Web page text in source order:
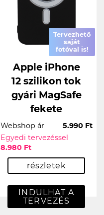
Tervezhető
saját
fotóval is!
Apple iPhone
12 szilikon tok
gyári MagSafe
fekete
Webshop ár
5.990 Ft
Egyedi tervezéssel
8.980 Ft
részletek
INDULHAT A
TERVEZÉS